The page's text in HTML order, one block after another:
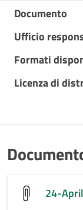
Documento
Ufficio
Formati
Licenza di
24-